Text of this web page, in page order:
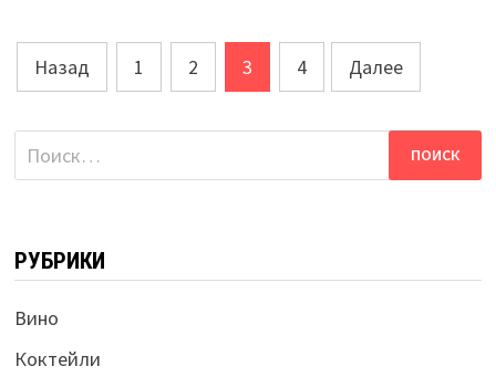
Навигация
по
записям
Назад 1 2 3 4 Далее
Найти:
РУБРИКИ
Вино
Коктейли